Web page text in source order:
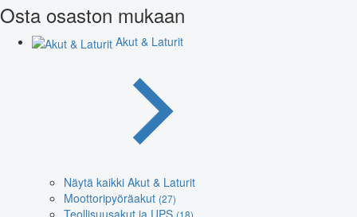
Osta osaston mukaan
Akut & Laturit
Näytä kaikki Akut & Laturit
Moottoripyöräakut (27)
Teollisuusakut ja UPS (18)